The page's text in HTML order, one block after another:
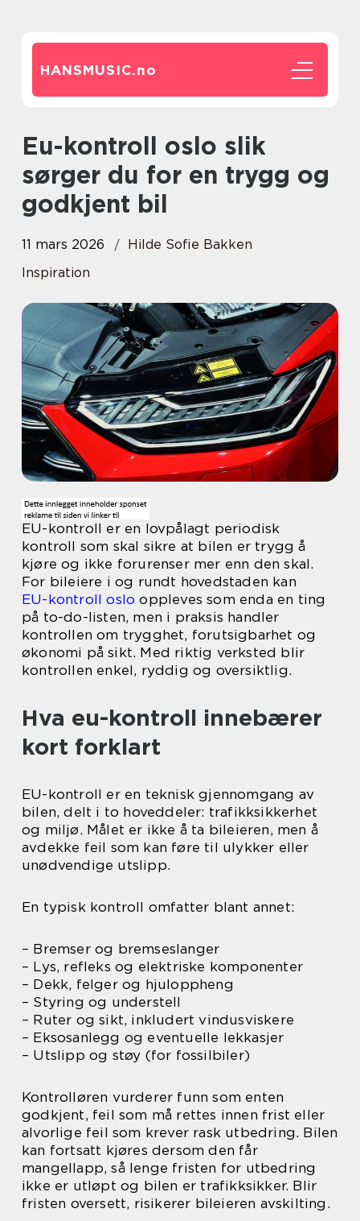
HANSMUSIC.no
Eu-kontroll oslo slik
sørger du for en trygg og
godkjent bil
11 mars 2026
Hilde Sofie Bakken
Inspiration
EU-kontroll er en lovpålagt periodisk
kontroll som skal sikre at bilen er trygg å
kjøre og ikke forurenser mer enn den skal.
For bileiere i og rundt hovedstaden kan
EU-kontroll oslo oppleves som enda en ting
på to-do-listen, men i praksis handler
kontrollen om trygghet, forutsigbarhet og
økonomi på sikt. Med riktig verksted blir
kontrollen enkel, ryddig og oversiktlig.
Hva eu-kontroll innebærer
kort forklart
EU-kontroll er en teknisk gjennomgang av
bilen, delt i to hoveddeler: trafikksikkerhet
og miljø. Målet er ikke å ta bileieren, men å
avdekke feil som kan føre til ulykker eller
unødvendige utslipp.
En typisk kontroll omfatter blant annet:
– Bremser og bremseslanger
– Lys, refleks og elektriske komponenter
– Dekk, felger og hjuloppheng
– Styring og understell
– Ruter og sikt, inkludert vindusviskere
– Eksosanlegg og eventuelle lekkasjer
– Utslipp og støy (for fossilbiler)
Kontrolløren vurderer funn som enten
godkjent, feil som må rettes innen frist eller
alvorlige feil som krever rask utbedring. Bilen
kan fortsatt kjøres dersom den får
mangellapp, så lenge fristen for utbedring
ikke er utløpt og bilen er trafikksikker. Blir
fristen oversett, risikerer bileieren avskilting.